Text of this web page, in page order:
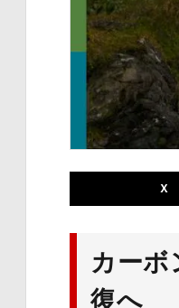
X
カーボ
復へ